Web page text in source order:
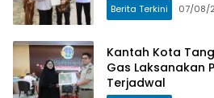
Berita Terkini 07/08/
Kantah Kota
Gas Laksanakan
Terjadwal